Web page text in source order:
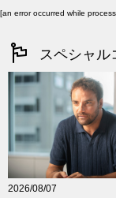
[an error occurred while
スペシャル
2026/08/07